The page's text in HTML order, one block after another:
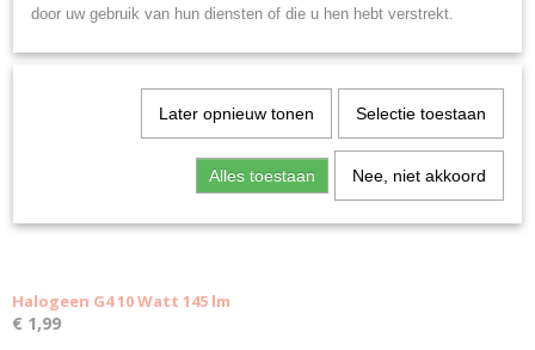
Halogeen G4 10 Watt 145 lm
€ 1,99
door uw gebruik van hun diensten of die u hen hebt verstrekt.
Later opnieuw tonen Selectie toestaan
Alles toestaan Nee, niet akkoord